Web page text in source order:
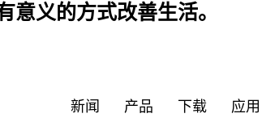
意义的方式改善生活。
新闻 产品 下载 应用